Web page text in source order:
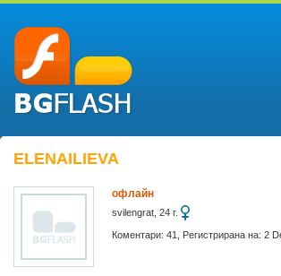
ELENAILIEVA
офлайн
svilengrat, 24 г.
Коментари: 41, Регистрирана на: 2